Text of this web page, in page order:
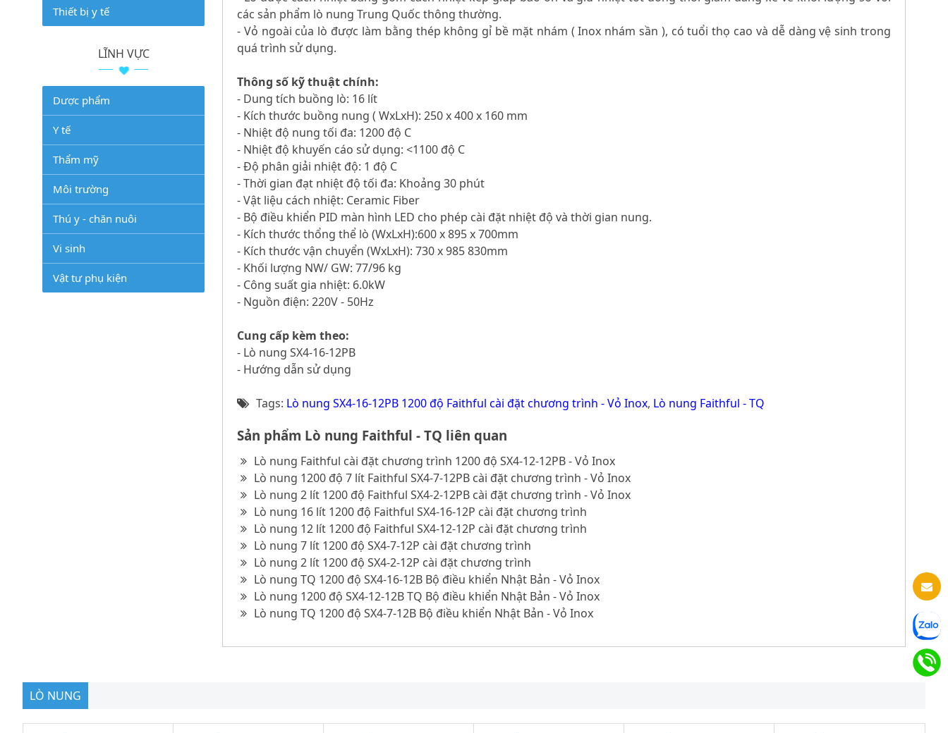
các sản phẩm lò nung Trung Quốc thông thường.
- Vỏ ngoài của lò được làm bằng thép không gỉ bề mặt nhám ( Inox nhám sần ), có tuổi thọ cao và dễ dàng vệ sinh trong
quá trình sử dụng.
Thông số kỹ thuật chính:
- Dung tích buồng lò: 16 lít
- Kích thước buồng nung ( WxLxH): 250 x 400 x 160 mm
- Nhiệt độ nung tối đa: 1200 độ C
- Nhiệt độ khuyến cáo sử dụng: <1100 độ C
- Độ phân giải nhiệt độ: 1 độ C
- Thời gian đạt nhiệt độ tối đa: Khoảng 30 phút
- Vật liệu cách nhiệt: Ceramic Fiber
- Bộ điều khiển PID màn hình LED cho phép cài đặt nhiệt độ và thời gian nung.
- Kích thước thổng thể lò (WxLxH):600 x 895 x 700mm
- Kích thước vận chuyển (WxLxH): 730 x 985 830mm
- Khối lượng NW/ GW: 77/96 kg
- Công suất gia nhiệt: 6.0kW
- Nguồn điện: 220V - 50Hz
Cung cấp kèm theo:
- Lò nung SX4-16-12PB
- Hướng dẫn sử dụng
Tags: Lò nung SX4-16-12PB 1200 độ Faithful cài đặt chương trình - Vỏ Inox, Lò nung Faithful - TQ
Sản phẩm Lò nung Faithful - TQ liên quan
Lò nung Faithful cài đặt chương trình 1200 độ SX4-12-12PB - Vỏ Inox
Lò nung 1200 độ 7 lít Faithful SX4-7-12PB cài đặt chương trình - Vỏ Inox
Lò nung 2 lít 1200 độ Faithful SX4-2-12PB cài đặt chương trình - Vỏ Inox
Lò nung 16 lít 1200 độ Faithful SX4-16-12P cài đặt chương trình
Lò nung 12 lít 1200 độ Faithful SX4-12-12P cài đặt chương trình
Lò nung 7 lít 1200 độ SX4-7-12P cài đặt chương trình
Lò nung 2 lít 1200 độ SX4-2-12P cài đặt chương trình
Lò nung TQ 1200 độ SX4-16-12B Bộ điều khiển Nhật Bản - Vỏ Inox
Lò nung 1200 độ SX4-12-12B TQ Bộ điều khiển Nhật Bản - Vỏ Inox
Lò nung TQ 1200 độ SX4-7-12B Bộ điều khiển Nhật Bản - Vỏ Inox
Thiết bị y tế
LĨNH VỰC
Dược phẩm
Y tế
Thẩm mỹ
Môi trường
Thú y - chăn nuôi
Vi sinh
Vật tư phụ kiện
LÒ NUNG